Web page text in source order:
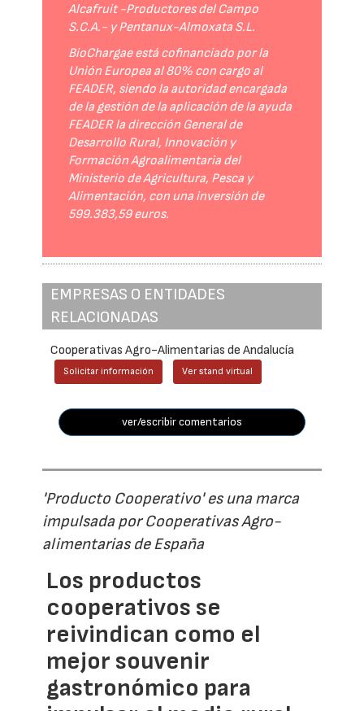
Alcafruit -Productores del Campo
S.C.A.- y Pentanux-Almoxata S.L.
BioChargae está cofinanciado por la
Unión Europea al 80% con cargo al
FEADER, siendo la autoridad encargada
de la gestión de la aplicación de la ayuda
FEADER la dirección General de
Desarrollo Rural, Innovación y
Formación Agroalimentaria del
Ministerio de Agricultura, Pesca y
Alimentación, con una inversión de
599.383,59 euros.
EMPRESAS O ENTIDADES
RELACIONADAS
Cooperativas Agro-Alimentarias de Andalucía
Solicitar información Ver stand virtual
ver/escribir comentarios
'Producto Cooperativo' es una marca
impulsada por Cooperativas Agro-
alimentarias de España
Los productos
cooperativos se
reivindican como el
mejor souvenir
gastronómico para